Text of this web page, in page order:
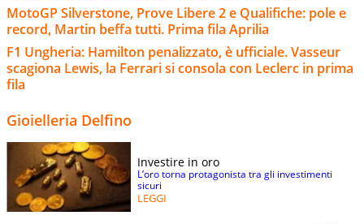
MotoGP Silverstone, Prove Libere 2 e Qualifiche: pole e
record, Martin beffa tutti. Prima fila Aprilia
F1 Ungheria: Hamilton penalizzato, è ufficiale. Vasseur
scagiona Lewis, la Ferrari si consola con Leclerc in prima
fila
Gioielleria Delfino
Investire in oro
L’oro torna protagonista tra gli investimenti
sicuri
LEGGI